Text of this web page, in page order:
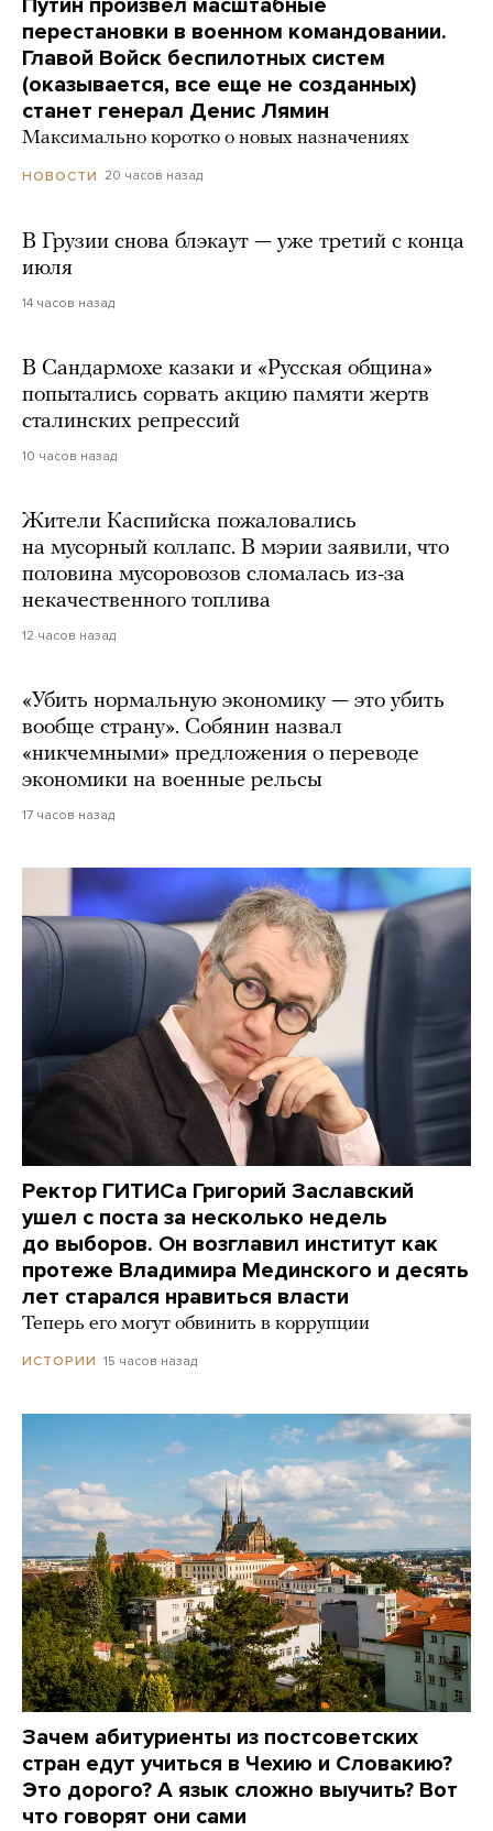
Путин произвел масштабные
перестановки в военном командовании.
Главой Войск беспилотных систем
(оказывается, все еще не созданных)
станет генерал Денис Лямин
Максимально коротко о новых назначениях
НОВОСТИ 20 часов назад
В Грузии снова блэкаут — уже третий с конца
июля
14 часов назад
В Сандармохе казаки и «Русская община»
попытались сорвать акцию памяти жертв
сталинских репрессий
10 часов назад
Жители Каспийска пожаловались
на мусорный коллапс. В мэрии заявили, что
половина мусоровозов сломалась из-за
некачественного топлива
12 часов назад
«Убить нормальную экономику — это убить
вообще страну». Собянин назвал
«никчемными» предложения о переводе
экономики на военные рельсы
17 часов назад
Ректор ГИТИСа Григорий Заславский
ушел с поста за несколько недель
до выборов. Он возглавил институт как
протеже Владимира Мединского и десять
лет старался нравиться власти
Теперь его могут обвинить в коррупции
ИСТОРИИ 15 часов назад
Зачем абитуриенты из постсоветских
стран едут учиться в Чехию и Словакию?
Это дорого? А язык сложно выучить? Вот
что говорят они сами